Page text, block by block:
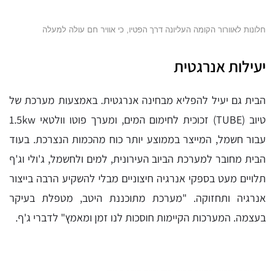
חלונות לאוורור הקומה העליונה דרך הפטיו, כי אוויר חם עולה למעלה
יעילות אנרגטית
הבית גם יעיל להפליא מבחינה אנרגטית. באמצעות מערכת של
טיוב (TUBE) זכוכית לחימום המים, ומערך פוטו וולטאי 1.5kw
עבור חשמל, המייצר בממוצע יותר כוח מהכמות הנצרכת. בעוד
הבית מחובר למערכת הביוב העירונית, למים ולחשמל, ג'ולי וג'ף
תלויים מעט בספקי אנרגיה חיצוניים מבלי להשקיע הרבה בייצור
אנרגיה ותחזוקה. "מערכת מתוכננת היטב, מטפלת בעיקר
בעצמה. המערכות הקיימות חוסכות לנו זמן ומאמץ" לדברי ג'ף.